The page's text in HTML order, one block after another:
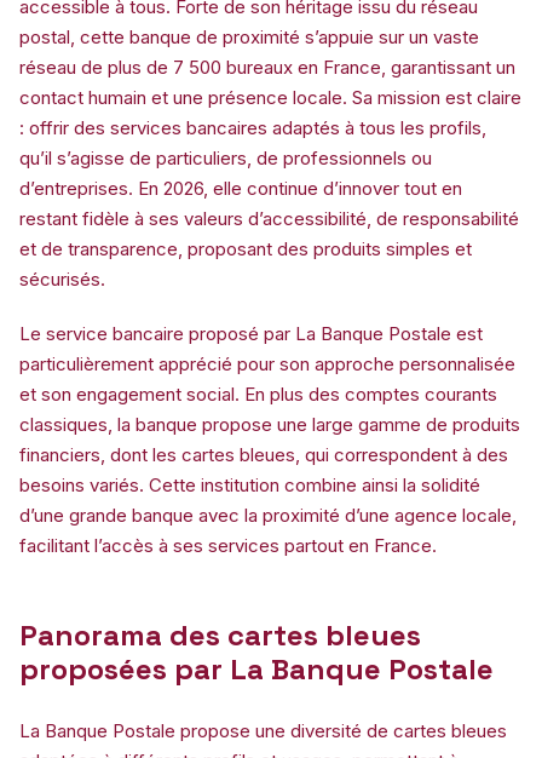
accessible à tous. Forte de son héritage issu du réseau
postal, cette banque de proximité s’appuie sur un vaste
réseau de plus de 7 500 bureaux en France, garantissant un
contact humain et une présence locale. Sa mission est claire
: offrir des services bancaires adaptés à tous les profils,
qu’il s’agisse de particuliers, de professionnels ou
d’entreprises. En 2026, elle continue d’innover tout en
restant fidèle à ses valeurs d’accessibilité, de responsabilité
et de transparence, proposant des produits simples et
sécurisés.
Le service bancaire proposé par La Banque Postale est
particulièrement apprécié pour son approche personnalisée
et son engagement social. En plus des comptes courants
classiques, la banque propose une large gamme de produits
financiers, dont les cartes bleues, qui correspondent à des
besoins variés. Cette institution combine ainsi la solidité
d’une grande banque avec la proximité d’une agence locale,
facilitant l’accès à ses services partout en France.
Panorama des cartes bleues
proposées par La Banque Postale
La Banque Postale propose une diversité de cartes bleues